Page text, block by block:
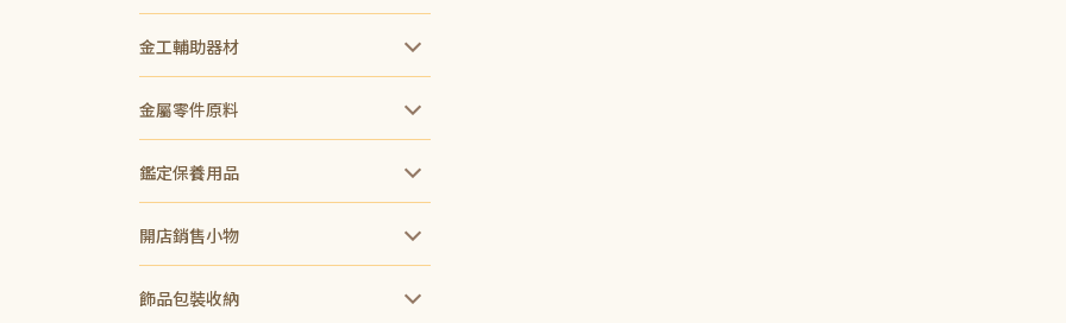
金工輔助器材
金屬零件原料
鑑定保養用品
開店銷售小物
飾品包裝收納